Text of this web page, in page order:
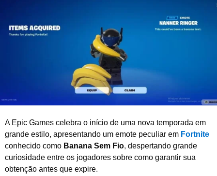
d
e
A Epic Games celebra o início de uma nova temporada em
grande estilo, apresentando um emote peculiar em Fortnite
conhecido como Banana Sem Fio, despertando grande
curiosidade entre os jogadores sobre como garantir sua
obtenção antes que expire.